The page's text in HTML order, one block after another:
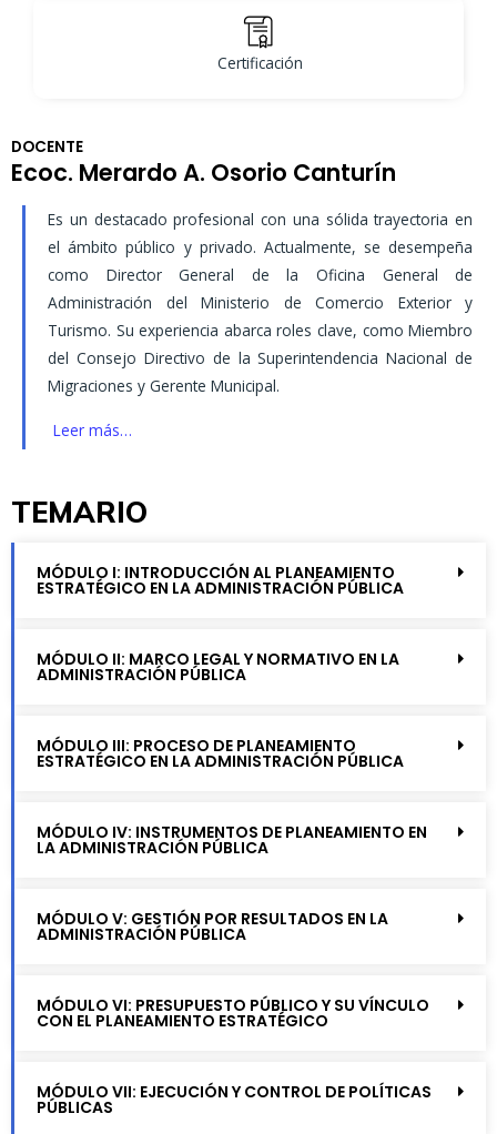
Certificación
DOCENTE
Ecoc. Merardo A. Osorio Canturín
Es un destacado profesional con una sólida trayectoria en
el ámbito público y privado. Actualmente, se desempeña
como Director General de la Oficina General de
Administración del Ministerio de Comercio Exterior y
Turismo. Su experiencia abarca roles clave, como Miembro
del Consejo Directivo de la Superintendencia Nacional de
Migraciones y Gerente Municipal.
Leer más…
TEMARIO
MÓDULO I: INTRODUCCIÓN AL PLANEAMIENTO
ESTRATÉGICO EN LA ADMINISTRACIÓN PÚBLICA
MÓDULO II: MARCO LEGAL Y NORMATIVO EN LA
ADMINISTRACIÓN PÚBLICA
MÓDULO III: PROCESO DE PLANEAMIENTO
ESTRATÉGICO EN LA ADMINISTRACIÓN PÚBLICA
MÓDULO IV: INSTRUMENTOS DE PLANEAMIENTO EN
LA ADMINISTRACIÓN PÚBLICA
MÓDULO V: GESTIÓN POR RESULTADOS EN LA
ADMINISTRACIÓN PÚBLICA
MÓDULO VI: PRESUPUESTO PÚBLICO Y SU VÍNCULO
CON EL PLANEAMIENTO ESTRATÉGICO
MÓDULO VII: EJECUCIÓN Y CONTROL DE POLÍTICAS
PÚBLICAS